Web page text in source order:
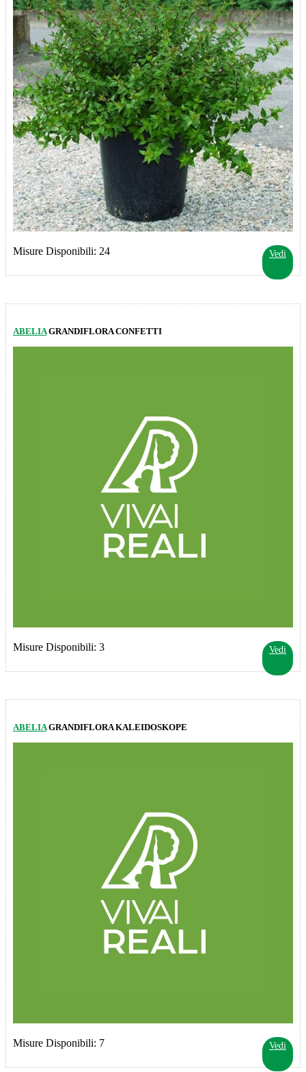
Vedi
Misure Disponibili: 24
ABELIAGRANDIFLORA CONFETTI
Vedi
Misure Disponibili: 3
ABELIAGRANDIFLORA KALEIDOSKOPE
Vedi
Misure Disponibili: 7